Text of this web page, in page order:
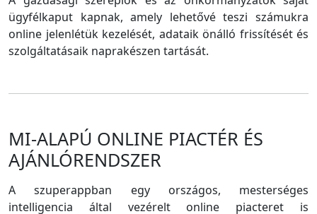
ügyfélkaput kapnak, amely lehetővé teszi számukra
online jelenlétük kezelését, adataik önálló frissítését és
szolgáltatásaik naprakészen tartását.
MI-ALAPÚ ONLINE PIACTÉR ÉS
AJÁNLÓRENDSZER
A szuperappban egy országos, mesterséges
intelligencia által vezérelt online piacteret is